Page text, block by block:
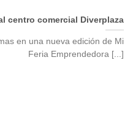
centro comercial Diverplaza
en una nueva edición de Mi
Feria Emprendedora [...]